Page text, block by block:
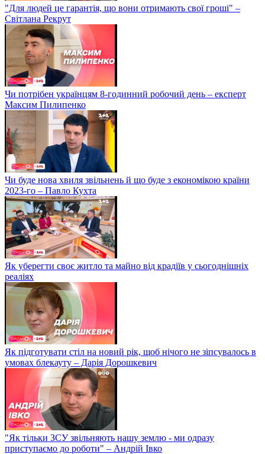
"Для людей це гарантія, що вони отримають свої гроші" –
Світлана Рекрут
Чи потрібен українцям 8-годинний робочий день – експерт
Максим Пилипенко
Чи буде нова хвиля звільнень й що буде з економікою країни
2023-го – Павло Кухта
Як уберегти своє житло та майно від крадіїв у сьогоднішніх
реаліях
Як підготувати стіл на новий рік, щоб нічого не зіпсувалось в
умовах блекауту – Дарія Дорошкевич
"Як тільки ЗСУ звільняють нашу землю - ми одразу
приступаємо до роботи" – Андрій Івко